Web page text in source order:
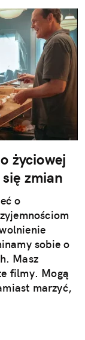
życiowej
zmian
o
sobie o
Masz
filmy. Mogą
marzyć,